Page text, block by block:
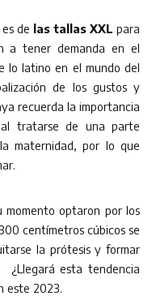
de las tallas XXL para
a tener demanda en el
lo latino en el mundo del
de los gustos y
recuerda la importancia
tratarse de una parte
maternidad, por lo que
momento optaron por los
centímetros cúbicos se
la prótesis y formar
¿Llegará esta tendencia
este 2023.